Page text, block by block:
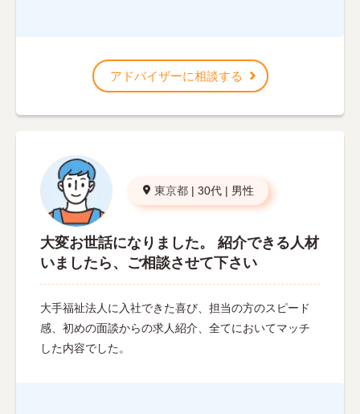
アドバイザーに相談する
東京都 | 30代 | 男性
大変お世話になりました。 紹介できる人材
いましたら、ご相談させて下さい
大手福祉法人に入社できた喜び、担当の方のスピード
感、初めの面談からの求人紹介、全てにおいてマッチ
した内容でした。